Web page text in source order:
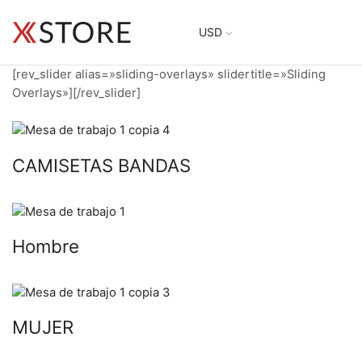
USD
[rev_slider alias=»sliding-overlays» slidertitle=»Sliding
Overlays»][/rev_slider]
CAMISETAS BANDAS
Hombre
MUJER